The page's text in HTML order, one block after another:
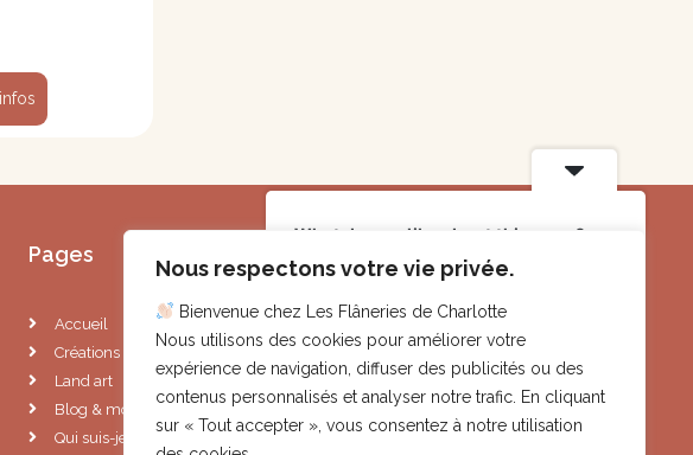
Nous respectons votre vie privée.
Bienvenue chez Les Flâneries de Charlotte
Nous utilisons des cookies pour améliorer votre
expérience de navigation, diffuser des publicités ou des
contenus personnalisés et analyser notre trafic. En cliquant
sur « Tout accepter », vous consentez à notre utilisation
Pages
Accueil
Créations artistiques
Land art
Blog & mots doux
Qui suis-je ?
contact@lesflaneriesdecharlotte.fr
Droits images et illustrations
Tous les éléments de ce site, et en particulier les
What do you like about this page?